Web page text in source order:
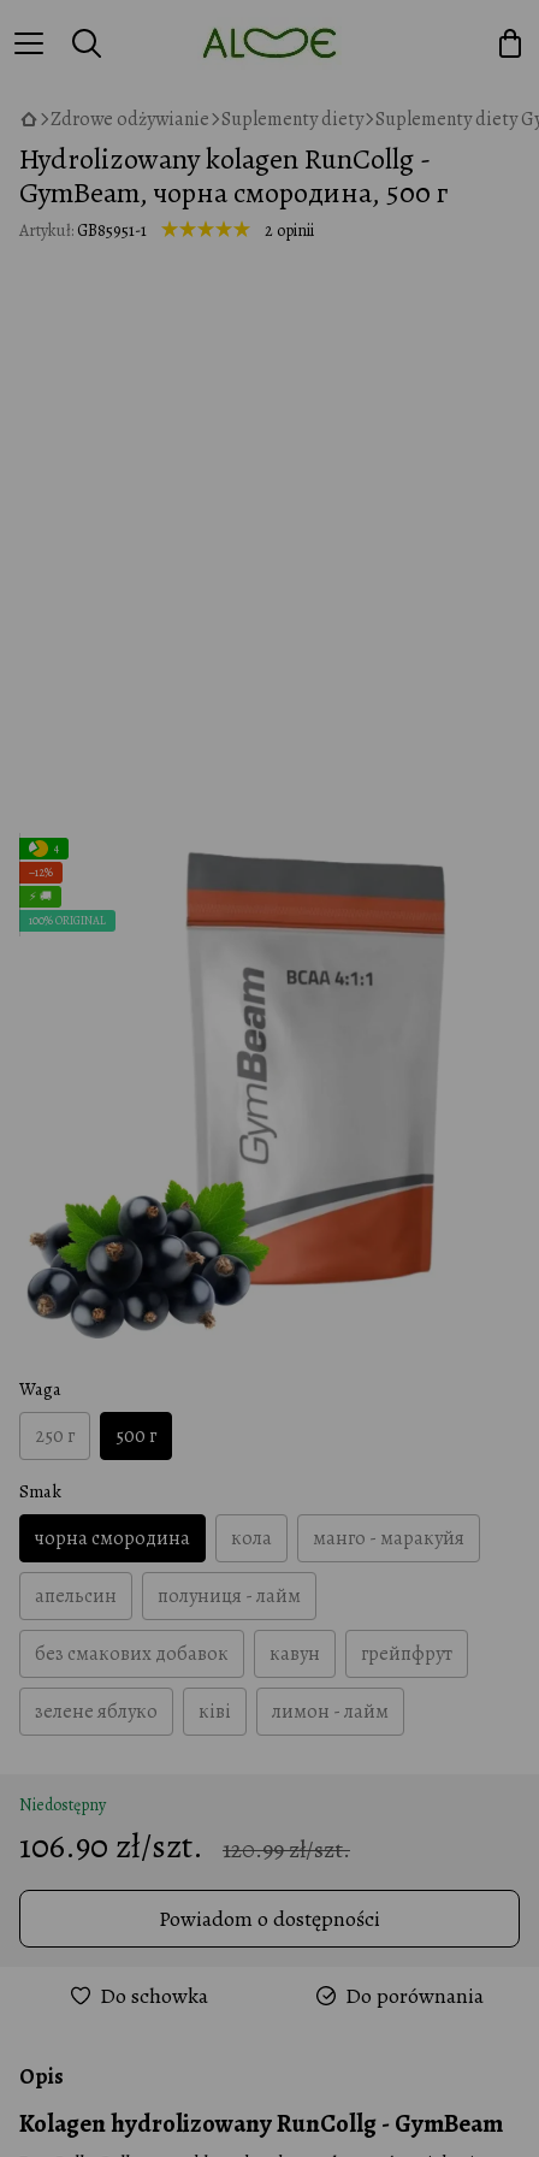
Zdrowe odżywianie Suplementy diety Suplementy diety
Hydrolizowany kolagen RunCollg -
GymBeam, чорна смородина, 500 г
Artykuł: GB85951-1 2 opinii
4
−12%
⚡ 🚚
100% ORIGINAL
Waga
250 г 500 г
Smak
чорна смородина кола манго - маракуйя
апельсин полуниця - лайм
без смакових добавок кавун грейпфрут
зелене яблуко ківі лимон - лайм
Niedostępny
106.90 zł/szt. 120.99 zł/szt.
Powiadom o dostępności
Do schowka Do porównania
Opis
Kolagen hydrolizowany RunCollg - GymBeam